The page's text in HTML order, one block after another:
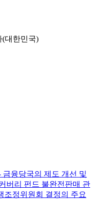
(대한민국)
융당국의 제도 개선 및
버리 펀드 불완전판매 관
조정위원회 결정의 주요